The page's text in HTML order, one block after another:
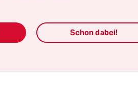
Schon dabei!